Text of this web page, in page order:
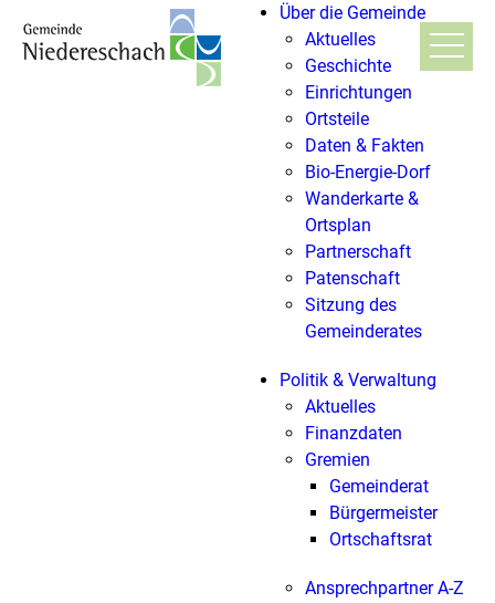
Über die Gemeinde
Aktuelles
Geschichte
Einrichtungen
Ortsteile
Daten & Fakten
Bio-Energie-Dorf
Wanderkarte &
Ortsplan
Partnerschaft
Patenschaft
Sitzung des
Gemeinderates
Politik & Verwaltung
Aktuelles
Finanzdaten
Gremien
Gemeinderat
Bürgermeister
Ortschaftsrat
Ansprechpartner A-Z